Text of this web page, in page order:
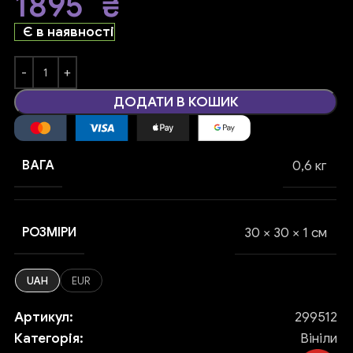
Є в наявності
ДОДАТИ В КОШИК
ВАГА 0,6 кг
РОЗМІРИ 30 × 30 × 1 см
UAH EUR
Артикул:
299512
Категорія:
Вініли